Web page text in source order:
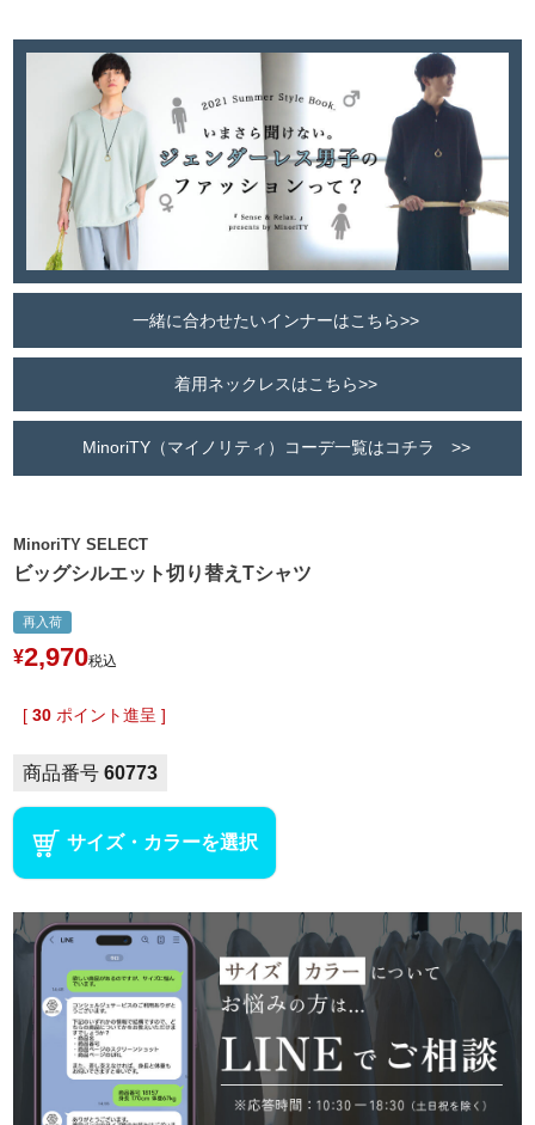
一緒に合わせたいインナーはこちら>>
着用ネックレスはこちら>>
MinoriTY（マイノリティ）コーデ一覧はコチラ >>
MinoriTY SELECT
ビッグシルエット切り替えTシャツ
再入荷
¥2,970税込
[ 30 ポイント進呈 ]
商品番号 60773
サイズ・カラーを選択